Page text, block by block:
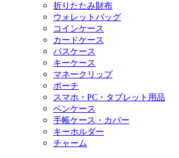
折りたたみ財布
ウォレットバッグ
コインケース
カードケース
パスケース
キーケース
マネークリップ
ポーチ
スマホ・PC・タブレット用品
ペンケース
手帳ケース・カバー
キーホルダー
チャーム